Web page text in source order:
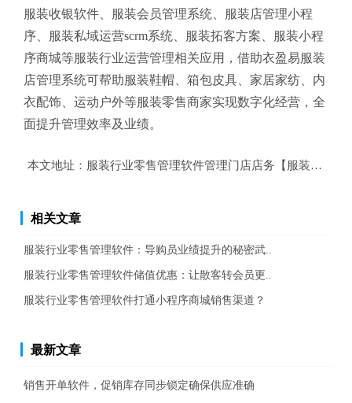
服装收银软件、服装会员管理系统、服装店管理小程
序、服装私域运营scrm系统、服装拓客方案、服装小程
序商城等服装行业运营管理相关应用，借助衣盈易服装
店管理系统可帮助服装鞋帽、箱包皮具、家居家纺、内
衣配饰、运动户外等服装零售商家实现数字化经营，全
面提升管理效率及业绩。
本文地址： 服装行业零售管理软件管理门店店务【服装行业零
相关文章
服装行业零售管理软件：导购员业绩提升的秘密武..
服装行业零售管理软件储值优惠：让散客转会员更..
服装行业零售管理软件打通小程序商城销售渠道？
最新文章
销售开单软件，促销库存同步锁定确保供应准确